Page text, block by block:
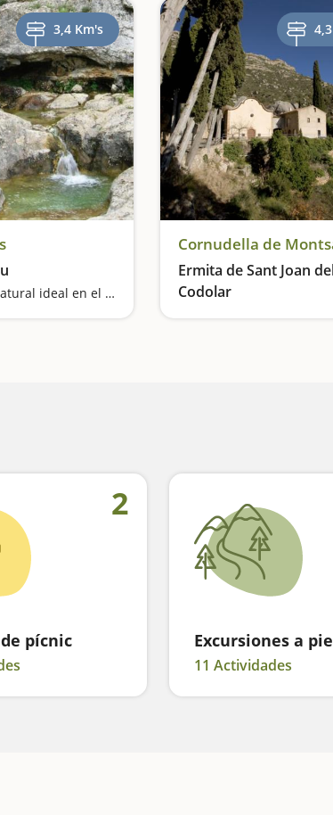
3,4 Km's
Una piscina natural ideal en el Parque Natural del Montsant
Cornudella de
Ermita de Sant Joan
Codolar
2
pícnic Excursiones a pie
11 Actividades